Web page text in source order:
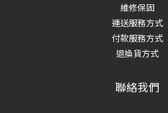
維修保固
運送服務方式
付款服務方式
退換貨方式
聯絡我們